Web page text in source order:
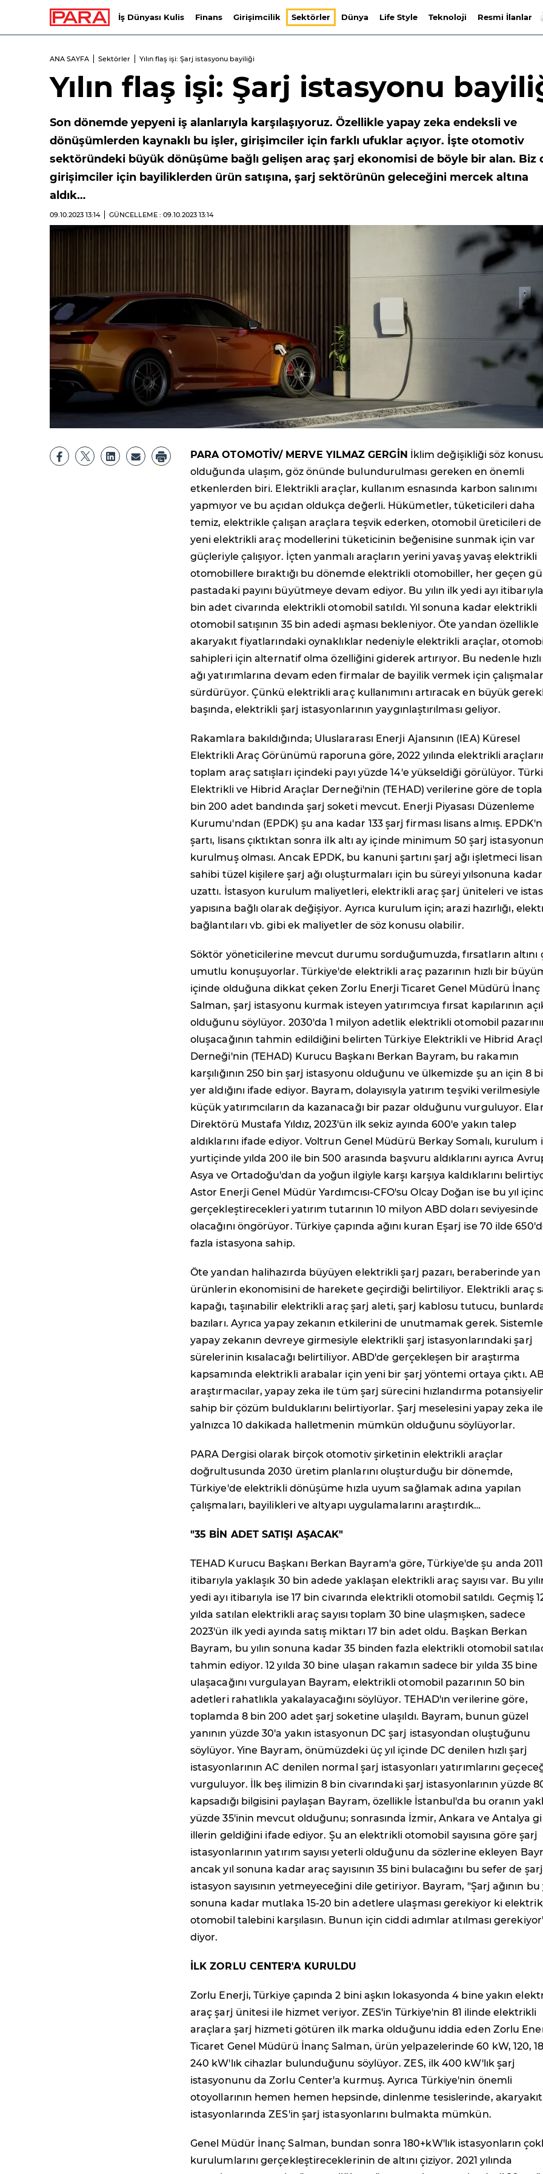
İş Dünyası Kulis Finans Girişimcilik Sektörler Dünya Life Style Teknoloji Resmi İlanlar
ANA SAYFA Sektörler Yılın flaş işi: Şarj istasyonu bayiliği
Yılın flaş işi: Şarj istasyonu
Son dönemde yepyeni iş alanlarıyla karşılaşıyoruz. Özellikle yapay zeka endeksli ve
dönüşümlerden kaynaklı bu işler, girişimciler için farklı ufuklar açıyor. İşte otomotiv
sektöründeki büyük dönüşüme bağlı gelişen araç şarj ekonomisi de böyle bir alan. Biz
girişimciler için bayiliklerden ürün satışına, şarj sektörünün geleceğini mercek altına
aldık…
09.10.2023 13:14 GÜNCELLEME : 09.10.2023 13:14
PARA OTOMOTİV/ MERVE YILMAZ GERGİN
İklim değişikliği söz
olduğunda ulaşım, göz önünde bulundurulması gereken en önemli
etkenlerden biri. Elektrikli araçlar, kullanım esnasında karbon salınımı
yapmıyor ve bu açıdan oldukça değerli. Hükümetler, tüketicileri daha
temiz, elektrikle çalışan araçlara teşvik ederken, otomobil üreticileri de
yeni elektrikli araç modellerini tüketicinin beğenisine sunmak için var
güçleriyle çalışıyor. İçten yanmalı araçların yerini yavaş yavaş elektrikli
otomobillere bıraktığı bu dönemde elektrikli otomobiller, her geçen
pastadaki payını büyütmeye devam ediyor. Bu yılın ilk yedi ayı
bin adet civarında elektrikli otomobil satıldı. Yıl sonuna kadar elektrikli
otomobil satışının 35 bin adedi aşması bekleniyor. Öte yandan özellikle
akaryakıt fiyatlarındaki oynaklıklar nedeniyle elektrikli araçlar, otomobil
sahipleri için alternatif olma özelliğini giderek artırıyor. Bu nedenle hızlı
ağı yatırımlarına devam eden firmalar de bayilik vermek için
sürdürüyor. Çünkü elektrikli araç kullanımını artıracak en büyük
başında, elektrikli şarj istasyonlarının yaygınlaştırılması geliyor.
Rakamlara bakıldığında; Uluslararası Enerji Ajansının (IEA) Küresel
Elektrikli Araç Görünümü raporuna göre, 2022 yılında elektrikli
toplam araç satışları içindeki payı yüzde 14'e yükseldiği görülüyor.
Elektrikli ve Hibrid Araçlar Derneği'nin (TEHAD) verilerine göre de
bin 200 adet bandında şarj soketi mevcut. Enerji Piyasası Düzenleme
Kurumu'ndan (EPDK) şu ana kadar 133 şarj firması lisans almış.
şartı, lisans çıktıktan sonra ilk altı ay içinde minimum 50 şarj istasyonun
kurulmuş olması. Ancak EPDK, bu kanuni şartını şarj ağı işletmeci
sahibi tüzel kişilere şarj ağı oluşturmaları için bu süreyi yılsonuna kadar
uzattı. İstasyon kurulum maliyetleri, elektrikli araç şarj üniteleri ve
yapısına bağlı olarak değişiyor. Ayrıca kurulum için; arazi hazırlığı,
bağlantıları vb. gibi ek maliyetler de söz konusu olabilir.
Söktör yöneticilerine mevcut durumu sorduğumuzda, fırsatların altını
umutlu konuşuyorlar. Türkiye'de elektrikli araç pazarının hızlı bir
içinde olduğuna dikkat çeken Zorlu Enerji Ticaret Genel Müdürü İnanç
Salman, şarj istasyonu kurmak isteyen yatırımcıya fırsat kapılarının
olduğunu söylüyor. 2030'da 1 milyon adetlik elektrikli otomobil
oluşacağının tahmin edildiğini belirten Türkiye Elektrikli ve Hibrid
Derneği'nin (TEHAD) Kurucu Başkanı Berkan Bayram, bu rakamın
karşılığının 250 bin şarj istasyonu olduğunu ve ülkemizde şu an için 8
yer aldığını ifade ediyor. Bayram, dolayısıyla yatırım teşviki verilmesiyle
küçük yatırımcıların da kazanacağı bir pazar olduğunu vurguluyor.
Direktörü Mustafa Yıldız, 2023'ün ilk sekiz ayında 600'e yakın talep
aldıklarını ifade ediyor. Voltrun Genel Müdürü Berkay Somalı, kurulum
yurtiçinde yılda 200 ile bin 500 arasında başvuru aldıklarını ayrıca
Asya ve Ortadoğu'dan da yoğun ilgiyle karşı karşıya kaldıklarını
Astor Enerji Genel Müdür Yardımcısı-CFO'su Olcay Doğan ise bu yıl
gerçekleştirecekleri yatırım tutarının 10 milyon ABD doları seviyesinde
olacağını öngörüyor. Türkiye çapında ağını kuran Eşarj ise 70 ilde
fazla istasyona sahip.
Öte yandan halihazırda büyüyen elektrikli şarj pazarı, beraberinde yan
ürünlerin ekonomisini de harekete geçirdiği belirtiliyor. Elektrikli araç
kapağı, taşınabilir elektrikli araç şarj aleti, şarj kablosu tutucu,
bazıları. Ayrıca yapay zekanın etkilerini de unutmamak gerek.
yapay zekanın devreye girmesiyle elektrikli şarj istasyonlarındaki şarj
sürelerinin kısalacağı belirtiliyor. ABD'de gerçekleşen bir araştırma
kapsamında elektrikli arabalar için yeni bir şarj yöntemi ortaya çıktı.
araştırmacılar, yapay zeka ile tüm şarj sürecini hızlandırma
sahip bir çözüm bulduklarını belirtiyorlar. Şarj meselesini yapay zeka ile
yalnızca 10 dakikada halletmenin mümkün olduğunu söylüyorlar.
PARA Dergisi olarak birçok otomotiv şirketinin elektrikli araçlar
doğrultusunda 2030 üretim planlarını oluşturduğu bir dönemde,
Türkiye'de elektrikli dönüşüme hızla uyum sağlamak adına yapılan
çalışmaları, bayilikleri ve altyapı uygulamalarını araştırdık…
"35 BİN ADET SATIŞI AŞACAK"
TEHAD Kurucu Başkanı Berkan Bayram'a göre, Türkiye'de şu anda 2011
itibarıyla yaklaşık 30 bin adede yaklaşan elektrikli araç sayısı var. Bu
yedi ayı itibarıyla ise 17 bin civarında elektrikli otomobil satıldı. Geçmiş
yılda satılan elektrikli araç sayısı toplam 30 bine ulaşmışken, sadece
2023'ün ilk yedi ayında satış miktarı 17 bin adet oldu. Başkan Berkan
Bayram, bu yılın sonuna kadar 35 binden fazla elektrikli otomobil
tahmin ediyor. 12 yılda 30 bine ulaşan rakamın sadece bir yılda 35 bine
ulaşacağını vurgulayan Bayram, elektrikli otomobil pazarının 50 bin
adetleri rahatlıkla yakalayacağını söylüyor. TEHAD'ın verilerine göre,
toplamda 8 bin 200 adet şarj soketine ulaşıldı. Bayram, bunun güzel
yanının yüzde 30'a yakın istasyonun DC şarj istasyondan oluştuğunu
söylüyor. Yine Bayram, önümüzdeki üç yıl içinde DC denilen hızlı şarj
istasyonlarının AC denilen normal şarj istasyonları yatırımlarını
vurguluyor. İlk beş ilimizin 8 bin civarındaki şarj istasyonlarının yüzde
kapsadığı bilgisini paylaşan Bayram, özellikle İstanbul'da bu oranın
yüzde 35'inin mevcut olduğunu; sonrasında İzmir, Ankara ve Antalya
illerin geldiğini ifade ediyor. Şu an elektrikli otomobil sayısına göre şarj
istasyonlarının yatırım sayısı yeterli olduğunu da sözlerine ekleyen
ancak yıl sonuna kadar araç sayısının 35 bini bulacağını bu sefer de şarj
istasyon sayısının yetmeyeceğini dile getiriyor. Bayram, "Şarj ağının bu
sonuna kadar mutlaka 15-20 bin adetlere ulaşması gerekiyor ki
otomobil talebini karşılasın. Bunun için ciddi adımlar atılması
diyor.
İLK ZORLU CENTER'A KURULDU
Zorlu Enerji, Türkiye çapında 2 bini aşkın lokasyonda 4 bine yakın
araç şarj ünitesi ile hizmet veriyor. ZES'in Türkiye'nin 81 ilinde elektrikli
araçlara şarj hizmeti götüren ilk marka olduğunu iddia eden Zorlu
Ticaret Genel Müdürü İnanç Salman, ürün yelpazelerinde 60 kW, 120,
240 kW'lık cihazlar bulunduğunu söylüyor. ZES, ilk 400 kW'lık şarj
istasyonunu da Zorlu Center'a kurmuş. Ayrıca Türkiye'nin önemli
otoyollarının hemen hemen hepsinde, dinlenme tesislerinde, akaryakıt
istasyonlarında ZES'in şarj istasyonlarını bulmakta mümkün.
Genel Müdür İnanç Salman, bundan sonra 180+kW'lık istasyonların
kurulumlarını gerçekleştireceklerinin de altını çiziyor. 2021 yılında